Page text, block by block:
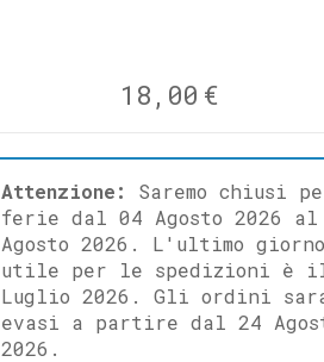
18,00 €
Attenzione:
Saremo chiusi
ferie dal 04 Agosto 2026 al
Agosto 2026. L'ultimo
utile per le spedizioni è
Luglio 2026. Gli ordini
evasi a partire dal 24
2026.